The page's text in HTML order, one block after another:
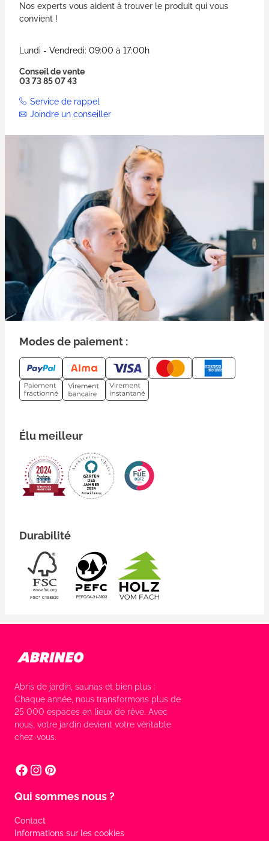
Nos experts vous aident à trouver le produit qui vous
convient !
Lundi - Vendredi: 09:00 à 17:00h
Conseil de vente
03 73 85 07 43
Service de rappel
Joindre un conseiller
Modes de paiement :
Élu meilleur
Durabilité
Abris de jardin, saunas et bien plus :
Chaque année, nous transformons plus de
25 000 espaces en lieux de rêve. Avec
nous, votre jardin devient votre véritable
chez-vous.
Qui sommes nous ?
Contact
Informations sur les cookies